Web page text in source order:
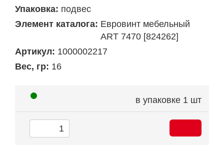
Упаковка: подвес
Элемент каталога: Евровинт мебельный
ART 7470 [824262]
Артикул: 1000002217
Вес, гр: 16
в упаковке 1 шт